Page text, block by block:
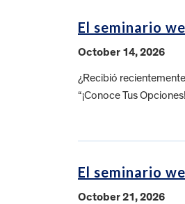
El seminario
October 14, 2026
¿Recibió
“¡Conoce Tus
El seminario
October 21, 2026